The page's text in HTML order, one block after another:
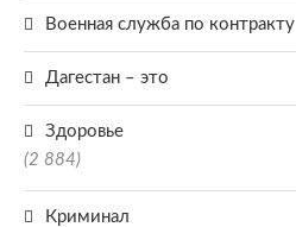
Военная служба по контракту
Дагестан – это
Здоровье
(2 884)
Криминал